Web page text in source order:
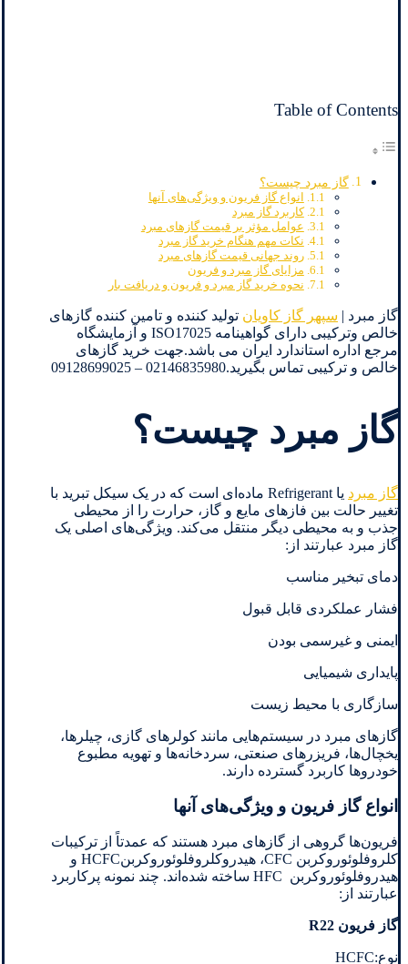
Table of Contents
گاز مبرد چیست؟
انواع گاز فریون و ویژگی‌های آنها
کاربرد گاز مبرد
عوامل مؤثر بر قیمت گازهای مبرد
نکات مهم هنگام خرید گاز مبرد
روند جهانی قیمت گازهای مبرد
مزایای گاز مبرد و فریون
نحوه خرید گاز مبرد و فریون و دریافت بار
گاز مبرد | سپهر گاز کاویان تولید کننده و تامین کننده گازهای
خالص وترکیبی دارای گواهینامه ISO17025 و آزمایشگاه
مرجع اداره استاندارد ایران می باشد.جهت خرید گازهای
خالص و ترکیبی تماس بگیرید.02146835980 – 09128699025
گاز مبرد چیست؟
گاز مبرد
یا Refrigerant ماده‌ای است که در یک سیکل تبرید با
تغییر حالت بین فازهای مایع و گاز، حرارت را از محیطی
جذب و به محیطی دیگر منتقل می‌کند. ویژگی‌های اصلی یک
گاز مبرد عبارتند از:
دمای تبخیر مناسب
فشار عملکردی قابل قبول
ایمنی و غیرسمی بودن
پایداری شیمیایی
سازگاری با محیط زیست
گازهای مبرد در سیستم‌هایی مانند کولرهای گازی، چیلرها،
یخچال‌ها، فریزرهای صنعتی، سردخانه‌ها و تهویه مطبوع
خودروها کاربرد گسترده دارند.
انواع گاز فریون و ویژگی‌های آنها
فریون‌ها گروهی از گازهای مبرد هستند که عمدتاً از ترکیبات
کلروفلوئوروکربن CFC، هیدروکلروفلوئوروکربنHCFC و
هیدروفلوئوروکربن HFC ساخته شده‌اند. چند نمونه پرکاربرد
عبارتند از:
گاز فریون R22
نوع:HCFC